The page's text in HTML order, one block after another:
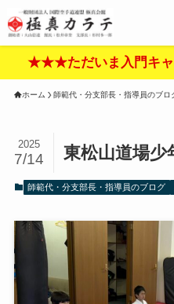
だいま入門キャンペー
ホーム 師範代・分支部長・指導員のブロ
東松山道場少
2025
7/14
師範代・分支部長・指導員のブログ